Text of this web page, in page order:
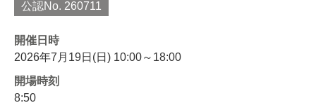
公認No. 260711
開催日時
2026年7月19日(日) 10:00～18:00
開場時刻
8:50